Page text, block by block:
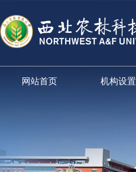
网站首页 机构设置